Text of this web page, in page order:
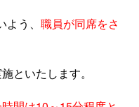
う、 職員が同席をさ
といたします。